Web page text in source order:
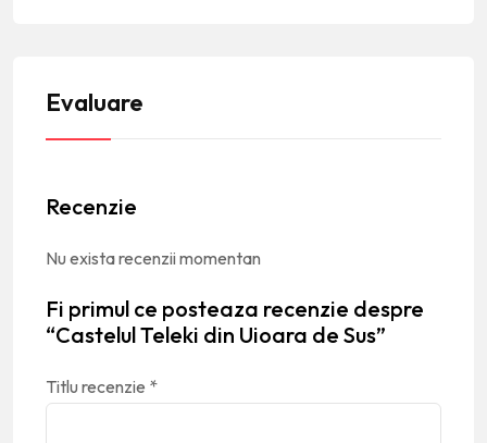
Evaluare
Recenzie
Nu exista recenzii momentan
Fi primul ce posteaza recenzie despre
“Castelul Teleki din Uioara de Sus”
Titlu recenzie *